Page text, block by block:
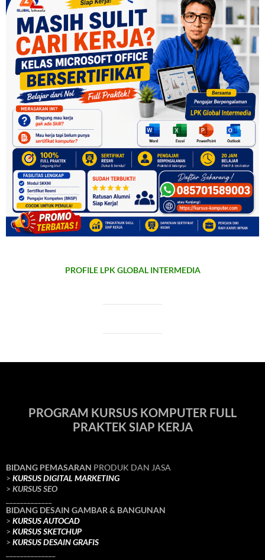
PROFILE LPK GLOBAL INTERMEDIA
PROGRAM KURSUS KOMPUTER FULL
PRAKTEK SIAP KERJA
BIDANG PEMASARAN PRODUK DAN JASA
> KURSUS DIGITAL MARKETING
> KURSUS SEO
BIDANG DESAIN GAMBAR & BANGUNAN
> KURSUS AUTOCAD
> KURSUS SKETCHUP
> KURSUS DESAIN GRAFIS